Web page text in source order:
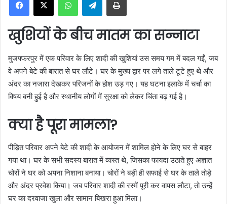
a
e
a
i
l
खुशियों के बीच मातम का सन्नाटा
मुजफ्फरपुर में एक परिवार के लिए शादी की खुशियां उस समय गम में बदल गईं, जब
वे अपने बेटे की बारात से घर लौटे। घर के मुख्य द्वार पर लगे ताले टूटे हुए थे और
अंदर का नजारा देखकर परिजनों के होश उड़ गए। यह घटना इलाके में चर्चा का
विषय बनी हुई है और स्थानीय लोगों में सुरक्षा को लेकर चिंता बढ़ गई है।
क्या है पूरा मामला?
पीड़ित परिवार अपने बेटे की शादी के आयोजन में शामिल होने के लिए घर से बाहर
गया था। घर के सभी सदस्य बारात में व्यस्त थे, जिसका फायदा उठाते हुए अज्ञात
चोरों ने घर को अपना निशाना बनाया। चोरों ने बड़ी ही सफाई से घर के ताले तोड़े
और अंदर प्रवेश किया। जब परिवार शादी की रस्में पूरी कर वापस लौटा, तो उन्हें
घर का दरवाजा खुला और सामान बिखरा हुआ मिला।